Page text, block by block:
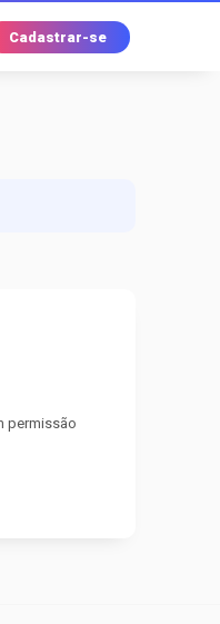
Cadastrar-se
permissão